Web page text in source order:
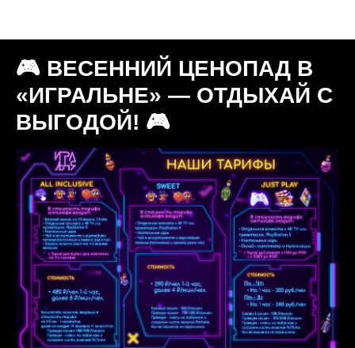
🎮 ВЕСЕННИЙ ЦЕНОПАД В
«ИГРАЛЬНЕ» — ОТДЫХАЙ С
ВЫГОДОЙ! 🎮